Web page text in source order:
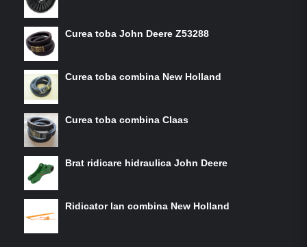
Curea toba John Deere Z53288
Curea toba combina New Holland
Curea toba combina Claas
Brat ridicare hidraulica John Deere
Ridicator lan combina New Holland